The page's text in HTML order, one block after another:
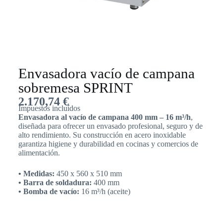
Envasadora vacío de campana
sobremesa SPRINT
2.170,74 €
Impuestos incluídos
Envasadora al vacío de campana 400 mm – 16 m³/h,
diseñada para ofrecer un envasado profesional, seguro y de
alto rendimiento. Su construcción en acero inoxidable
garantiza higiene y durabilidad en cocinas y comercios de
alimentación.
• Medidas: 450 x 560 x 510 mm
• Barra de soldadura: 400 mm
• Bomba de vacío: 16 m³/h (aceite)